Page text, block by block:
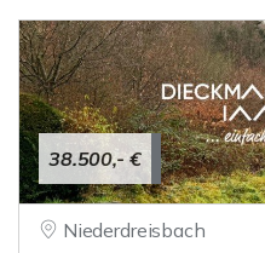
38.500,- €
Niederdreisbach